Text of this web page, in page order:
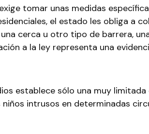
tomar unas medidas
el estado les obliga
cerca u otro tipo de barrera,
a la ley representa una
establece sólo una muy
intrusos en determinadas